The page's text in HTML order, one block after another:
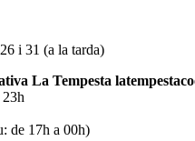
i 31 (a la tarda)
La Tempesta
de 17h a 00h)